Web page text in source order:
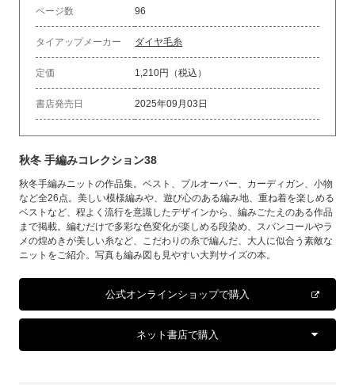
ページ数 96
タイアップメーカー ダイヤ毛糸
定価 1,210円（税込）
書店発売日 2025年09月03日
秋冬 手編みコレクション38
秋冬手編みニットの作品集。ベスト、プルオーバー、カーディガン、小物
など全26点。美しい模様編みや、遊び心のある編み地、重ね着を楽しめる
ベストなど、程よく流行を意識したデザインから、編みごたえのある作品
まで掲載。編むだけで多彩な色変化が楽しめる段染め、スパンコールやラ
メの煌めきが美しい糸など、こだわりの糸で編んだ、大人に似合う素敵な
ニットをご紹介。写真も編み図も見やすい大判サイズの本。
公式オンラインショップで購入
ネット書店で購入